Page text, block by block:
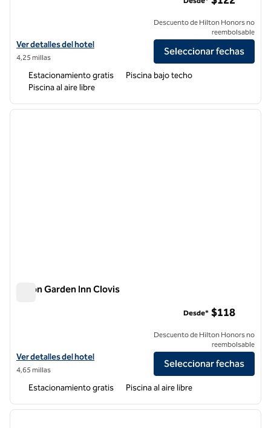
Ver detalles del hotel DoubleTree by Hilton Fresno Convention
Ver detalles del hotel
4,25 millas
Descuento de Hilton Honors no
reembolsable
Seleccionar fechas
Estacionamiento gratis
Piscina bajo techo
Piscina al aire libre
1 de 13
Hilton Garden Inn Clovis
Ver detalles del hotel Hilton Garden Inn Clovis
Ver detalles del hotel
4,65 millas
Desde* $118
Descuento de Hilton Honors no
reembolsable
Seleccionar fechas
Estacionamiento gratis Piscina al aire libre
1 de 12